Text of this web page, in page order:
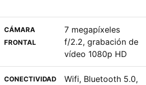
CÁMARA
FRONTAL
7 megapíxeles
f/2.2, grabación de
vídeo 1080p HD
CONECTIVIDAD
Wifi, Bluetooth 5.0,